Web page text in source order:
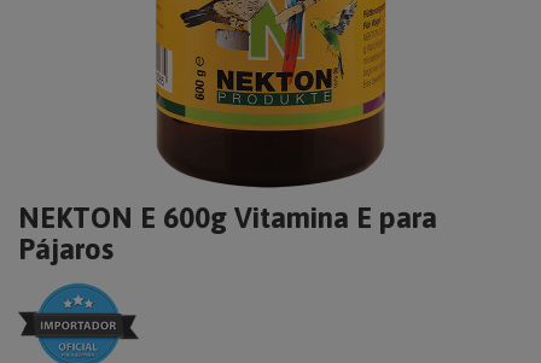
NEKTON E 600g Vitamina E para
Pájaros